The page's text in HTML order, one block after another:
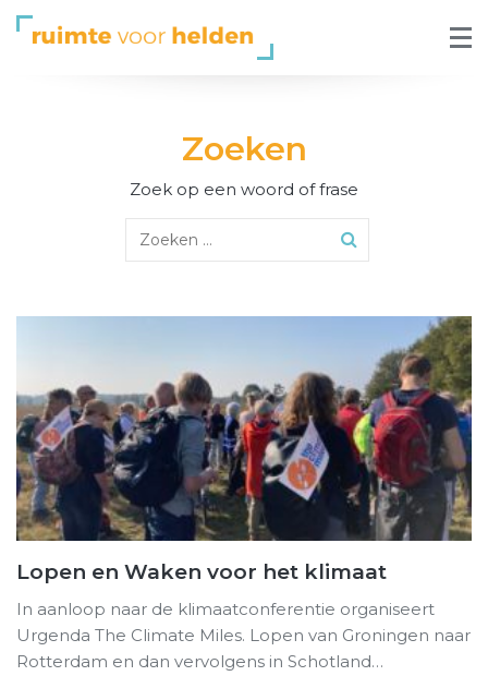
Zoeken
Zoek op een woord of frase
Lopen en Waken voor het klimaat
In aanloop naar de klimaatconferentie organiseert
Urgenda The Climate Miles. Lopen van Groningen naar
Rotterdam en dan vervolgens in Schotland…